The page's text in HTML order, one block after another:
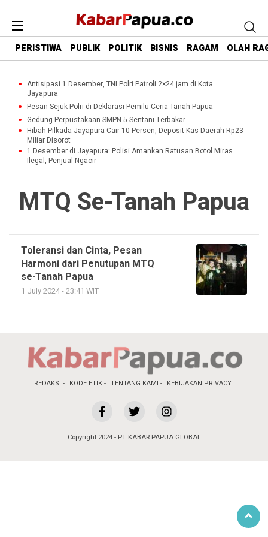
PERISTIWA PUBLIK POLITIK BISNIS RAGAM OLAH
Antisipasi 1 Desember, TNI Polri Patroli 2×24 jam di Kota
Jayapura
Pesan Sejuk Polri di Deklarasi Pemilu Ceria Tanah Papua
Gedung Perpustakaan SMPN 5 Sentani Terbakar
Hibah Pilkada Jayapura Cair 10 Persen, Deposit Kas Daerah Rp23
Miliar Disorot
1 Desember di Jayapura: Polisi Amankan Ratusan Botol Miras
Ilegal, Penjual Ngacir
MTQ Se-Tanah Papua
Toleransi dan Cinta, Pesan
Harmoni dari Penutupan MTQ
se-Tanah Papua
1 July 2024 - 23:41 WIT
REDAKSI KODE ETIK TENTANG KAMI KEBIJAKAN PRIVACY
Copyright 2024 - PT KABAR PAPUA GLOBAL